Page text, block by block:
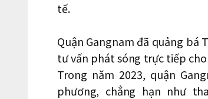
tế.
Quận Gangnam đã quảng bá
tư vấn phát sóng trực tiếp cho
Trong năm 2023, quận
phương, chẳng hạn như